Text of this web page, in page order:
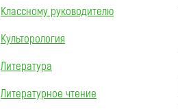
Классному руководителю
Культорология
Литература
Литературное чтение